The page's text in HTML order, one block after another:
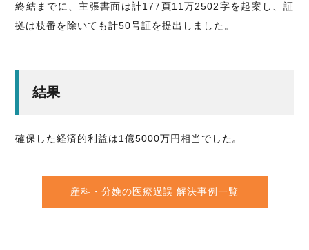
終結までに、主張書面は計177頁11万2502字を起案し、証
拠は枝番を除いても計50号証を提出しました。
結果
確保した経済的利益は1億5000万円相当でした。
産科・分娩の医療過誤解決事例一覧